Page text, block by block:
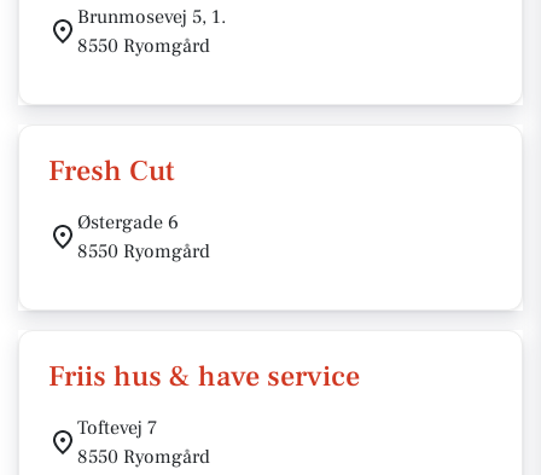
Brunmosevej 5, 1.
8550 Ryomgård
Fresh Cut
Østergade 6
8550 Ryomgård
Friis hus & have service
Toftevej 7
8550 Ryomgård